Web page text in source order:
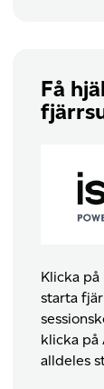
Få
Klicka
starta
klicka på
alldeles